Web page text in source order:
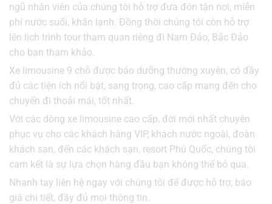
ngũ nhân viên của chúng tôi hỗ trợ đưa đón tận nơi, miễn
phí nước suối, khăn lạnh. Đồng thời chúng tôi còn hỗ trợ
lên lịch trình tour tham quan riêng đi Nam Đảo, Bắc Đảo
cho bạn tham khảo.
Xe limousine 9 chỗ được bảo dưỡng thường xuyên, có đầy
đủ các tiện ích nổi bật, sang trọng, cao cấp mang đến cho
chuyến đi thoải mái, tốt nhất.
Với các dòng xe limousine cao cấp, đời mới nhất chuyên
phục vụ cho các khách hàng VIP, khách nước ngoài, đoàn
khách sạn, đến các khách sạn, resort Phú Quốc, chúng tôi
cam kết là sự lựa chọn hàng đầu bạn không thể bỏ qua.
Nhanh tay liên hệ ngay với chúng tôi để được hỗ trợ, báo
giá chi tiết, đầy đủ mọi thông tin.